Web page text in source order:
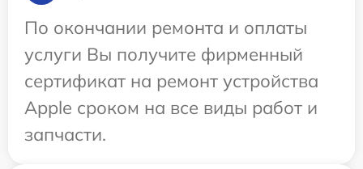
По окончании ремонта и оплаты
услуги Вы получите фирменный
сертификат на ремонт устройства
Apple сроком на все виды работ и
запчасти.